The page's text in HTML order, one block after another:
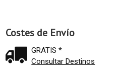
Costes de Envío
GRATIS *
Consultar Destinos